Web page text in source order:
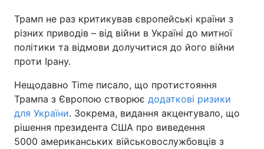
Трамп не раз критикував європейські країни з
різних приводів – від війни в Україні до митної
політики та відмови долучитися до його війни
проти Ірану.
Нещодавно Time писало, що протистояння
Трампа з Європою створює додаткові ризики
для України. Зокрема, видання акцентувало, що
рішення президента США про виведення
5000 американських військовослужбовців з